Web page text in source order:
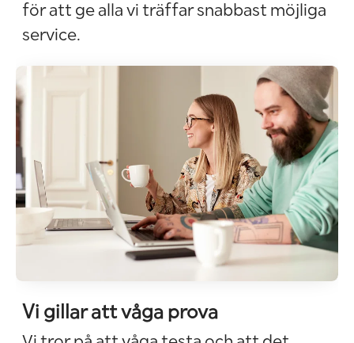
för att ge alla vi träffar snabbast möjliga
service.
Vi gillar att våga prova